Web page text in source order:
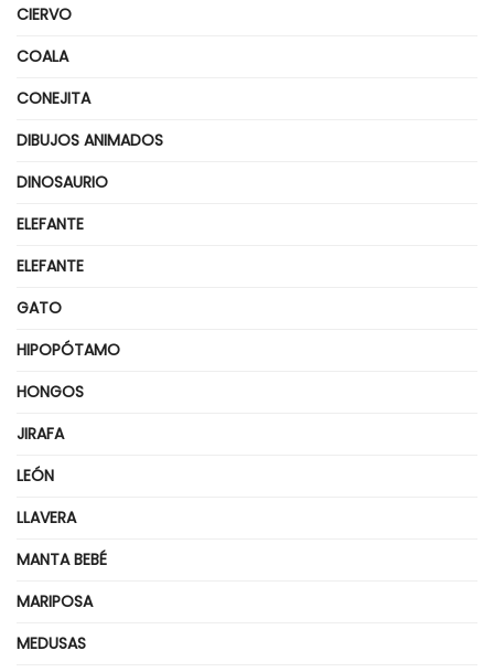
CIERVO
COALA
CONEJITA
DIBUJOS ANIMADOS
DINOSAURIO
ELEFANTE
ELEFANTE
GATO
HIPOPÓTAMO
HONGOS
JIRAFA
LEÓN
LLAVERA
MANTA BEBÉ
MARIPOSA
MEDUSAS